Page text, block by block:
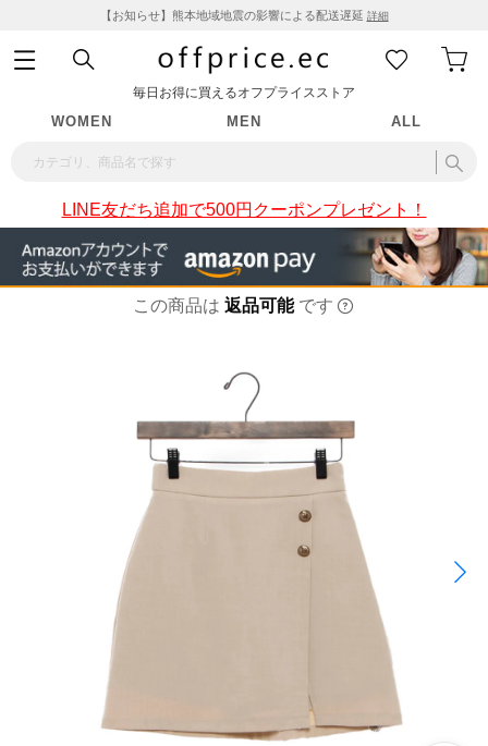
【お知らせ】熊本地域地震の影響による配送遅延 詳細
毎日お得に買えるオフプライスストア
WOMEN MEN ALL
LINE友だち追加で500円クーポンプレゼント！
この商品は 返品可能 です